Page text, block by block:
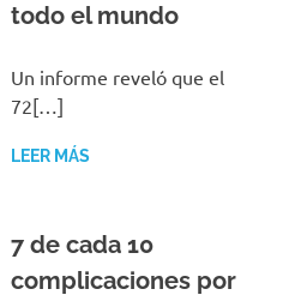
todo el mundo
Un informe reveló que el
72[…]
LEER MÁS
7 de cada 10
complicaciones por